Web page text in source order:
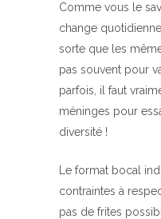
Comme vous le
change
sorte que les
pas souvent pour
parfois, il faut
méninges pour
diversité !
Le format bocal
contraintes à
pas de frites